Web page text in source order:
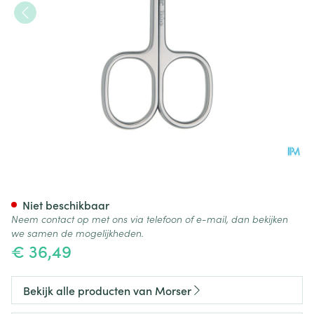
€ 36,49
Niet beschikbaar
Neem contact op met ons via telefoon of e-mail, dan bekijken
we samen de mogelijkheden.
Bekijk alle producten van Morser